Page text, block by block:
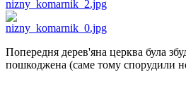
Попередня дерев'яна церква була
пошкоджена (саме тому спорудили